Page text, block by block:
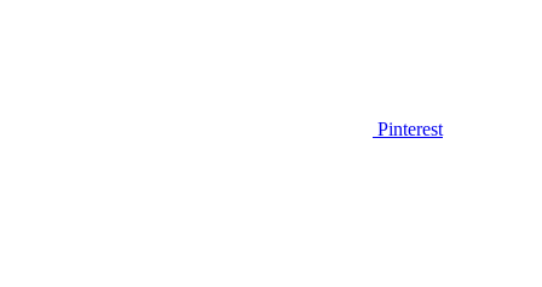
Pinterest